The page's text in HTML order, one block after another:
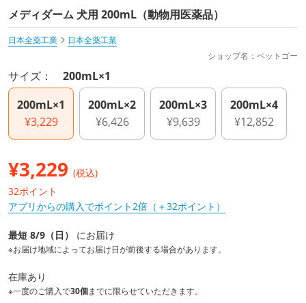
メディダーム 犬用 200mL（動物用医薬品）
日本全薬工業
日本全薬工業
ショップ名：ペットゴー
サイズ： 200mL×1
200mL×1
¥3,229
200mL×2
¥6,426
200mL×3
¥9,639
200mL×4
¥12,852
¥3,229 (税込)
32ポイント
アプリからの購入でポイント2倍（＋32ポイント）
最短 8/9（日） にお届け
※お届け地域によってお届け日が前後する場合があります。
在庫あり
※一度のご購入で30個までに限らせていただきます。